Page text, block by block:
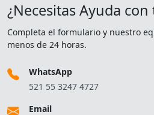
¿Necesitas Ayuda
Completa el formulario y nuestro
menos de 24 horas.
WhatsApp
521 55 3247 4727
Email